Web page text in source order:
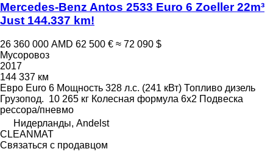
Mercedes-Benz Antos 2533 Euro 6 Zoeller 22m³
Just 144.337 km!
26 360 000 AMD 62 500 € ≈ 72 090 $
Мусоровоз
2017
144 337 км
Евро Euro 6 Мощность 328 л.с. (241 кВт) Топливо дизель
Грузопод. 10 265 кг Колесная формула 6x2 Подвеска
рессора/пневмо
Нидерланды, Andelst
CLEANMAT
Связаться с продавцом